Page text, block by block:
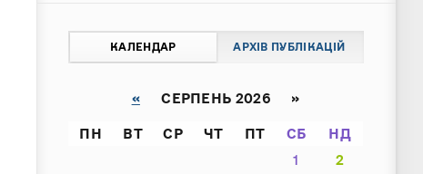
КАЛЕНДАР АРХІВ ПУБЛІКАЦІЙ
«СЕРПЕНЬ 2026 »
ПН ВТ СР ЧТ ПТ СБ
НД
1
2